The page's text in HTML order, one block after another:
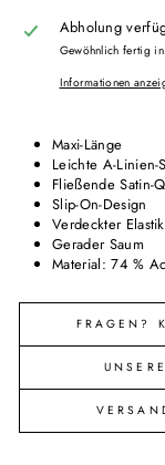
Abholung
Gewöhnlich fertig
Informationen
Maxi-Länge
Leichte A-Linien-
Fließende Satin-
Slip-On-Design
Verdeckter
Gerader Saum
Material: 74 %
FRAGEN?